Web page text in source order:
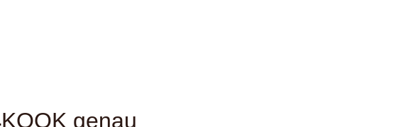
genau